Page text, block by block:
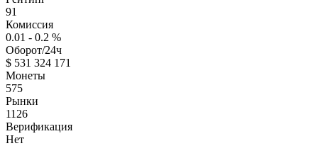
91
Комиссия
0.01 - 0.2 %
Оборот/24ч
$ 531 324 171
Монеты
575
Рынки
1126
Верификация
Нет